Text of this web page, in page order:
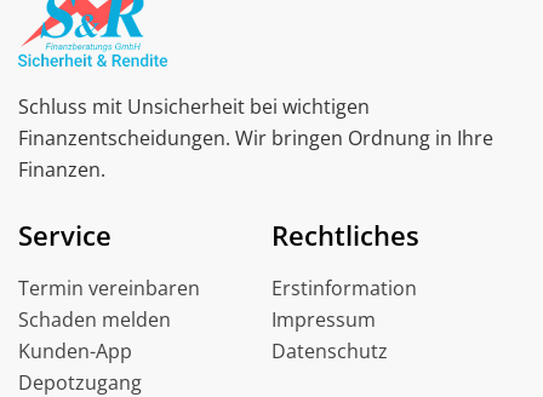
Schluss mit Unsicherheit bei wichtigen
Finanzentscheidungen. Wir bringen Ordnung in Ihre
Finanzen.
Service
Termin vereinbaren
Schaden melden
Kunden-App
Depotzugang
Rechtliches
Erstinformation
Impressum
Datenschutz